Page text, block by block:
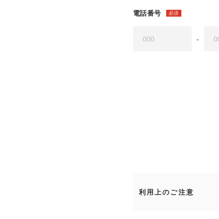
電話番号 必須
-
利用上のご注意